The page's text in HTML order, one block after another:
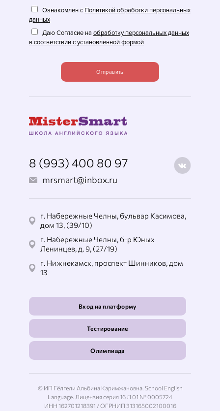
8 (993) 400 80 97
mrsmart@inbox.ru
г. Набережные Челны, бульвар Касимова,
дом 13, (39/10)
г. Набережные Челны, б-р Юных
Ленинцев, д. 9, (27/19)
г. Нижнекамск, проспект Шинников, дом
13
Вход на платформу
Тестирование
Олимпиада
Ознакомлен с Политикой обработки персональных
данных
Даю Согласие на обработку персональных данных
в соответствии с установленной формой
Отправить
© ИП Гёлгели Альбина Каримжановна. School English
Language. Лицензия серия 16 Л 01 № 0005724
ИНН 162701218391 / ОГРНИП 313165002100016